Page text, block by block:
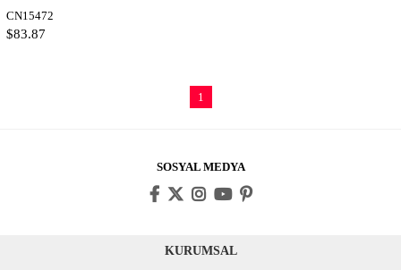
CN15472
$83.87
1
SOSYAL MEDYA
KURUMSAL